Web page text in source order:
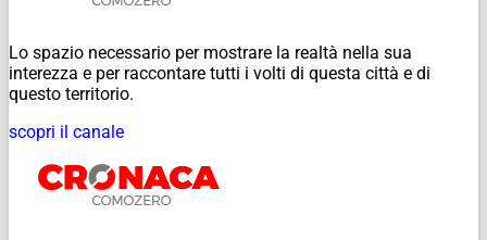
Lo spazio necessario per mostrare la realtà nella sua
interezza e per raccontare tutti i volti di questa città e di
questo territorio.
scopri il canale